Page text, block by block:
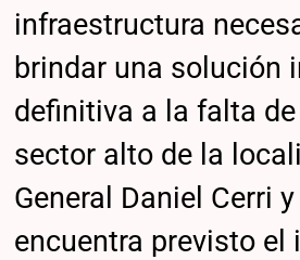
infraestructura
brindar una solución
definitiva a la falta de
sector alto de la
General Daniel Cerri
encuentra previsto el